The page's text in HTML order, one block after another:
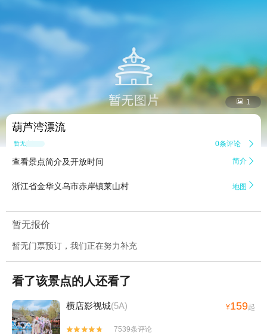
 1
葫芦湾漂流
暂无点评 0条评论 
查看景点简介及开放时间 简介 
浙江省金华义乌市赤岸镇莱山村 地图 
暂无报价
暂无门票预订，我们正在努力补充
看了该景点的人还看了
横店影视城(5A) ¥159起


7539条评论